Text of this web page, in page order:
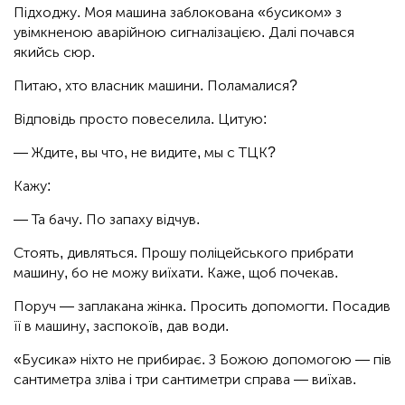
Підходжу. Моя машина заблокована «бусиком» з
увімкненою аварійною сигналізацією. Далі почався
якийсь сюр.
Питаю, хто власник машини. Поламалися?
Відповідь просто повеселила. Цитую:
— Ждите, вы что, не видите, мы с ТЦК?
Кажу:
— Та бачу. По запаху відчув.
Стоять, дивляться. Прошу поліцейського прибрати
машину, бо не можу виїхати. Каже, щоб почекав.
Поруч — заплакана жінка. Просить допомогти. Посадив
її в машину, заспокоїв, дав води.
«Бусика» ніхто не прибирає. З Божою допомогою — пів
сантиметра зліва і три сантиметри справа — виїхав.